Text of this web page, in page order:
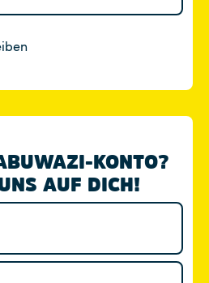
KONTO?
AUF DICH!